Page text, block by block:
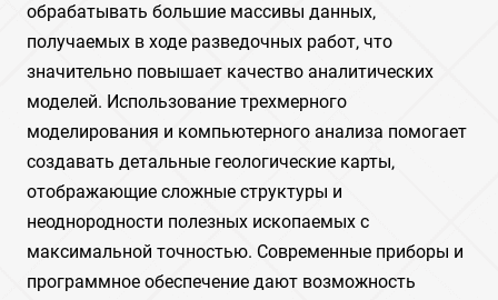
обрабатывать большие массивы данных‚
получаемых в ходе разведочных работ‚ что
значительно повышает качество аналитических
моделей. Использование трехмерного
моделирования и компьютерного анализа помогает
создавать детальные геологические карты‚
отображающие сложные структуры и
неоднородности полезных ископаемых с
максимальной точностью. Современные приборы и
программное обеспечение дают возможность